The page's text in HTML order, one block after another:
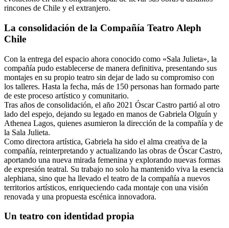
rincones de Chile y el extranjero.
La consolidación de la Compañía Teatro Aleph
Chile
Con la entrega del espacio ahora conocido como «Sala Julieta», la
compañía pudo establecerse de manera definitiva, presentando sus
montajes en su propio teatro sin dejar de lado su compromiso con
los talleres. Hasta la fecha, más de 150 personas han formado parte
de este proceso artístico y comunitario.
Tras años de consolidación, el año 2021 Óscar Castro partió al otro
lado del espejo, dejando su legado en manos de Gabriela Olguín y
Athenea Lagos, quienes asumieron la dirección de la compañía y de
la Sala Julieta.
Como directora artística, Gabriela ha sido el alma creativa de la
compañía, reinterpretando y actualizando las obras de Óscar Castro,
aportando una nueva mirada femenina y explorando nuevas formas
de expresión teatral. Su trabajo no solo ha mantenido viva la esencia
alephiana, sino que ha llevado el teatro de la compañía a nuevos
territorios artísticos, enriqueciendo cada montaje con una visión
renovada y una propuesta escénica innovadora.
Un teatro con identidad propia